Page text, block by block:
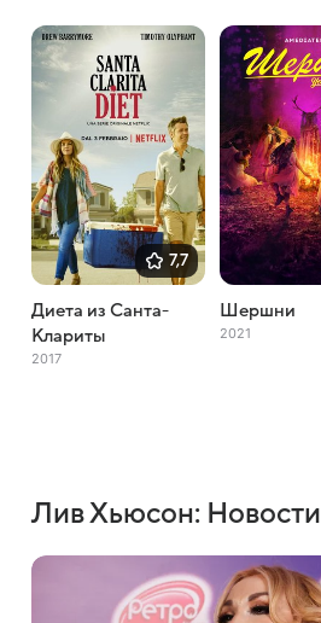
7,7
Диета из Санта-
Клариты
2017
Шершни
2021
Лив Хьюсон: Новости